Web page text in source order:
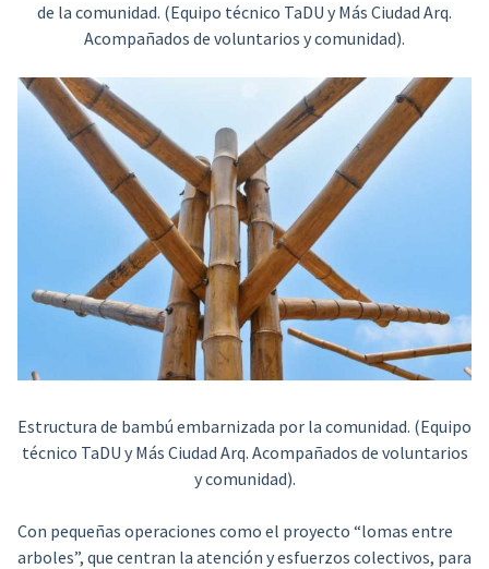
de la comunidad. (Equipo técnico TaDU y Más Ciudad Arq.
Acompañados de voluntarios y comunidad).
Estructura de bambú embarnizada por la comunidad. (Equipo
técnico TaDU y Más Ciudad Arq. Acompañados de voluntarios
y comunidad).
Con pequeñas operaciones como el proyecto “lomas entre
arboles”, que centran la atención y esfuerzos colectivos, para